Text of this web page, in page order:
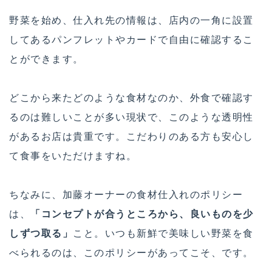
野菜を始め、仕入れ先の情報は、店内の一角に設置
してあるパンフレットやカードで自由に確認するこ
とができます。
どこから来たどのような食材なのか、外食で確認す
るのは難しいことが多い現状で、このような透明性
があるお店は貴重です。こだわりのある方も安心し
て食事をいただけますね。
ちなみに、加藤オーナーの食材仕入れのポリシー
は、
「コンセプトが合うところから、良いものを少
しずつ取る」 こと。いつも新鮮で美味しい野菜を食
べられるのは、このポリシーがあってこそ、です。